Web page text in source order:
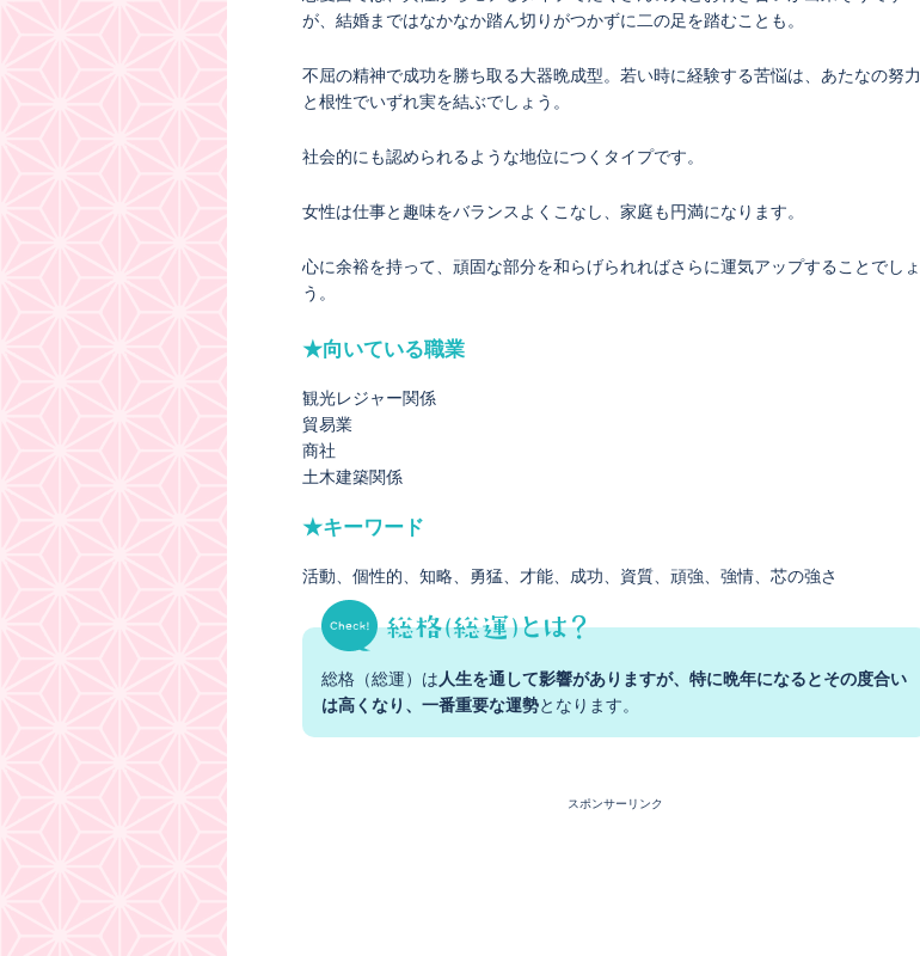
が、結婚まではなかなか踏ん切りがつかずに二の足を踏むことも。
不屈の精神で成功を勝ち取る大器晩成型。若い時に経験する苦悩は、あたなの努力
と根性でいずれ実を結ぶでしょう。
社会的にも認められるような地位につくタイプです。
女性は仕事と趣味をバランスよくこなし、家庭も円満になります。
心に余裕を持って、頑固な部分を和らげられればさらに運気アップすることでしょ
う。
★向いている職業
観光レジャー関係
貿易業
商社
土木建築関係
★キーワード
活動 個性的 知略 勇猛 才能 成功 資質 頑強 強情 芯の強さ
総格（総運）は 人生を通して影響がありますが、特に晩年になるとその度合い
は高くなり、一番重要な運勢となります。
スポンサーリンク